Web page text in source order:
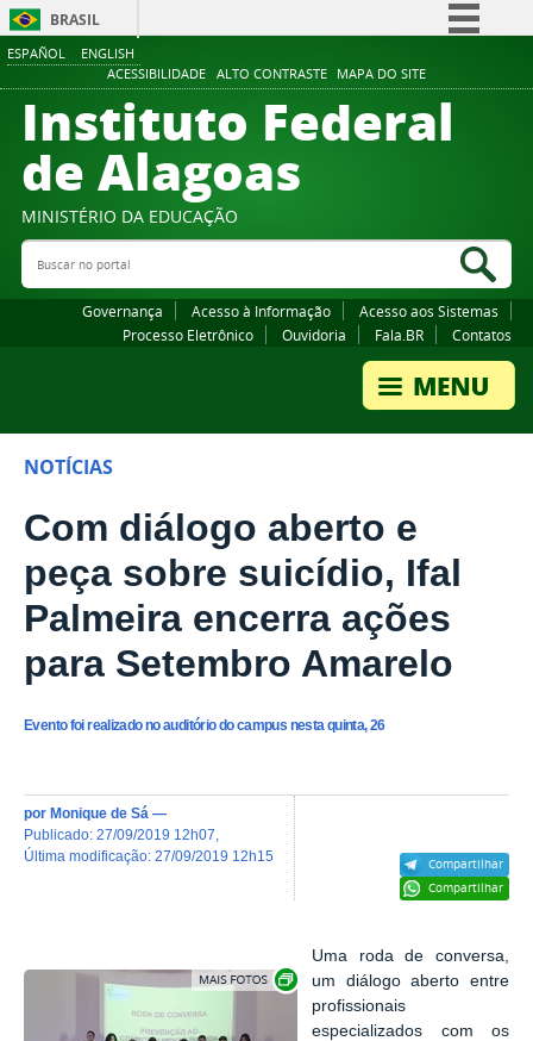
ESPAÑOL ENGLISH
ACESSIBILIDADE ALTO CONTRASTE MAPA DO SITE
BRASIL
Comunica BR
Participe
Canais
Instituto Federal
de Alagoas
MINISTÉRIO DA EDUCAÇÃO
Buscar no portal
Governança Acesso à Informação
Acesso aos Sistemas
Processo Eletrônico
Ouvidoria Fala.BR Contatos
NOTÍCIAS
Com diálogo aberto e
peça sobre suicídio, Ifal
Palmeira encerra ações
para Setembro Amarelo
Evento foi realizado no auditório do campus nesta quinta, 26
Compartilhar
Compartilhar
por Monique de Sá —
publicado: 27/09/2019 12h07
última modificação: 27/09/2019 12h15
Exibir carrossel de imagens
Uma roda de conversa,
um diálogo aberto entre
profissionais
especializados com os